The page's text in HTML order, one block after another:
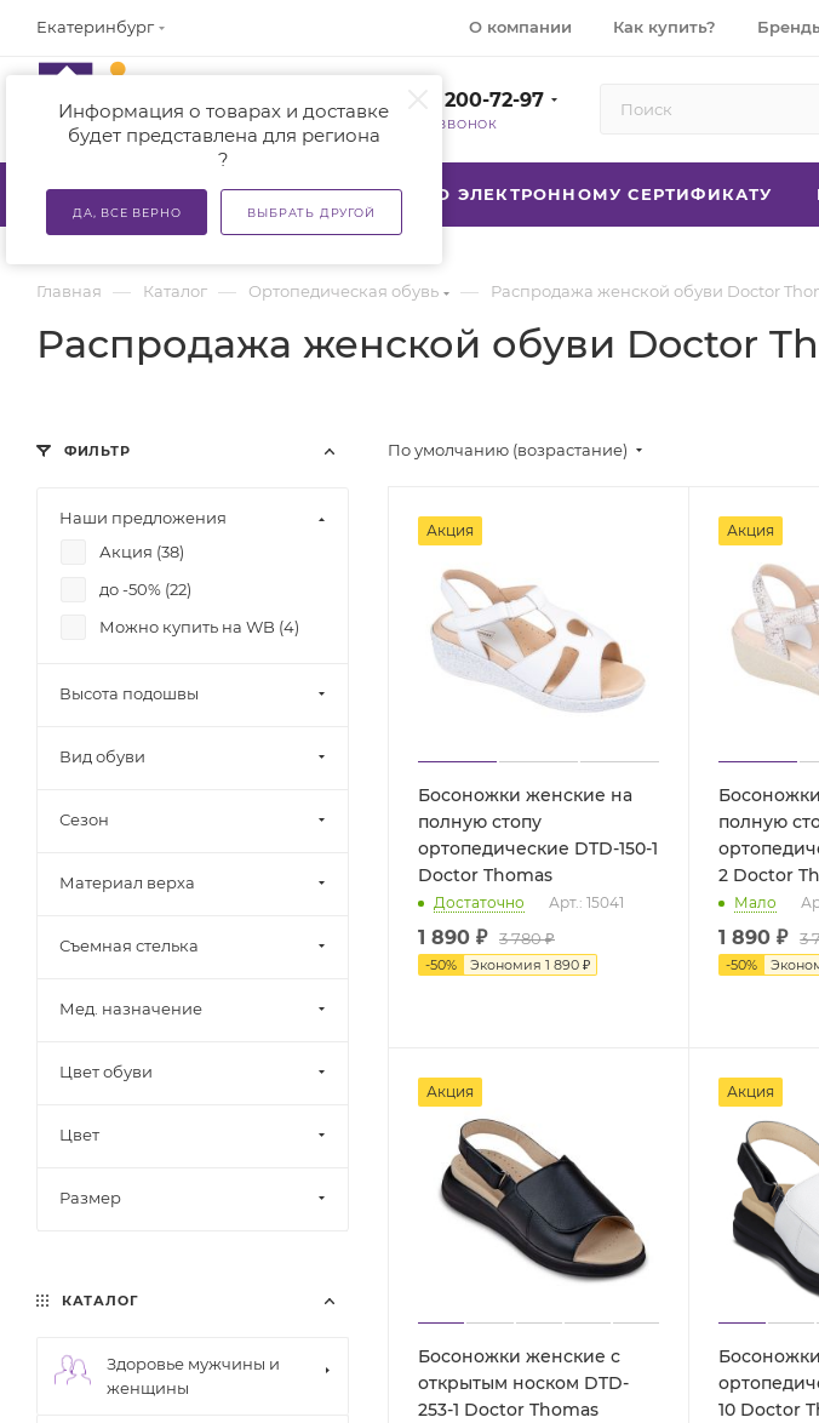
Екатеринбург
Информация о товарах и доставке
будет представлена для региона
?
ДА, ВСЕ ВЕРНО ВЫБРАТЬ ДРУГОЙ
О компании Как купить?
+7 (800) 200-72-97
ЗАКАЗАТЬ ЗВОНОК
КАТАЛОГ АКЦИИ ТСР ПО ЭЛЕКТРОННОМУ СЕРТИФИКАТУ
Главная — Каталог — Ортопедическая обувь — Распродажа женской обуви Doctor
Распродажа женской обуви Doctor
По умолчанию (возрастание)
Акция
Босоножки женские на
полную стопу
ортопедические DTD-150-1
Doctor Thomas
Достаточно Арт.: 15041
1 890 ₽ 3 780 ₽
-50% Экономия 1 890 ₽
Акция
полную
2 Doctor
Мало
1 890 ₽ 3
-50%
Акция
Босоножки женские с
открытым носком DTD-
253-1 Doctor Thomas
Акция
10 Doctor
ФИЛЬТР
Наши предложения
Акция (38)
до -50% (22)
Можно купить на WB (4)
Высота подошвы
Вид обуви
Сезон
Материал верха
Съемная стелька
Мед. назначение
Цвет обуви
Цвет
Размер
КАТАЛОГ
Здоровье мужчины и
женщины